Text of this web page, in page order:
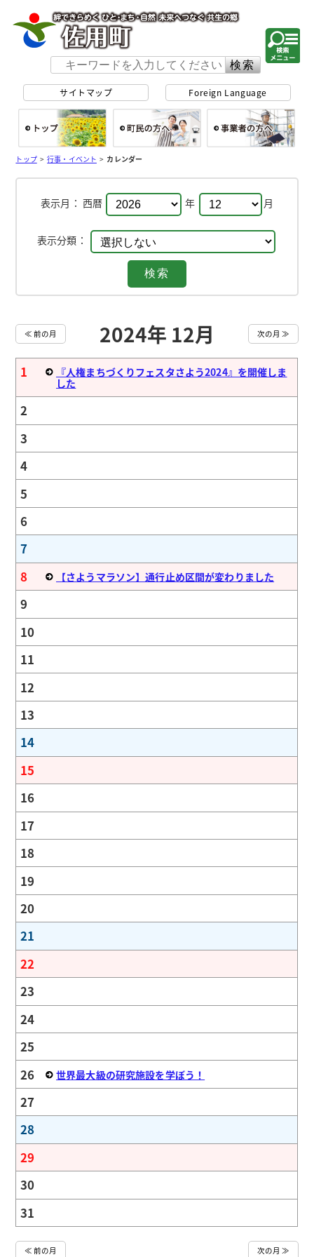
サイトマップ Foreign Language
総合トップ
トップ>行事・イベント > カレンダー
表示月： 西暦 年 月
表示分類：
≪ 前の月 2024年 12月 次の月 ≫
1
『人権まちづくりフェスタさよう2024』を開催しま
した
2
3
4
5
6
7
8
【さようマラソン】通行止め区間が変わりました
9
10
11
12
13
14
15
16
17
18
19
20
21
22
23
24
25
26
世界最大級の研究施設を学ぼう！
27
28
29
30
31
≪ 前の月 次の月 ≫